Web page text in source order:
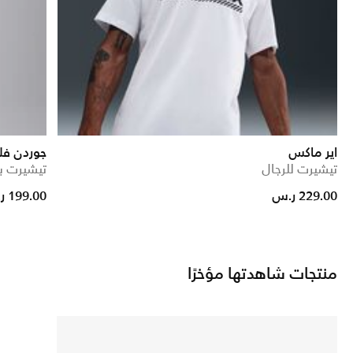
اير ماكس
تيشيرت للرجال
229.00 ر.س
جوردن
تيشيرت
reduced from
to
199.00 ر.س
منتجات شاهدتها مؤخرًا